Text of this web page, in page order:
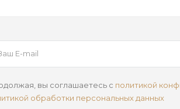
вы соглашаетесь с политикой
обработки персональных данных